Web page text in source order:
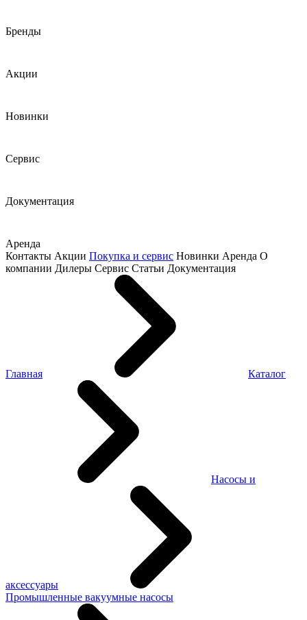
Бренды
Акции
Новинки
Сервис
Документация
Аренда
Контакты Акции Покупка и сервис Новинки Аренда О
компании Дилеры Сервис Статьи Документация
Главная Каталог
Насосы и
аксессуары
Промышленные вакуумные насосы